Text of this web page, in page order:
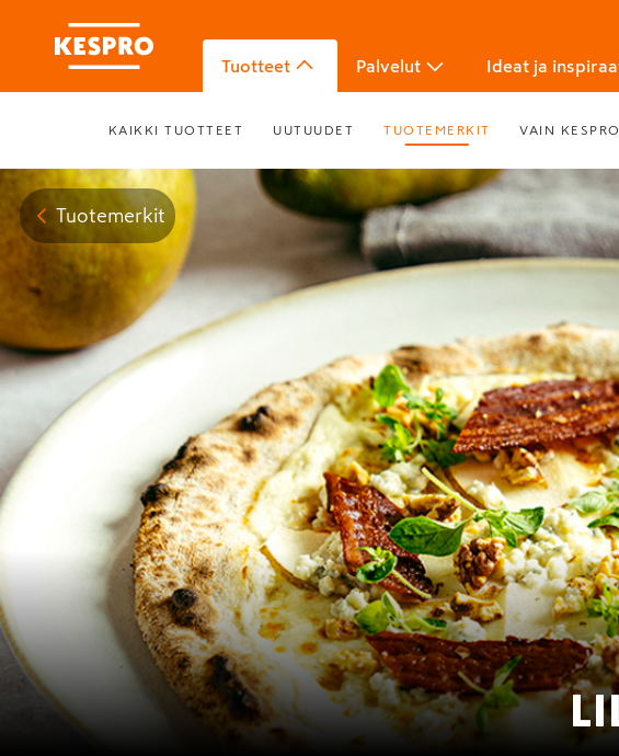
Tuotteet Palvelut Ideat ja
KAIKKI TUOTTEET UUTUUDET TUOTEMERKIT VAIN
Tuotemerkit